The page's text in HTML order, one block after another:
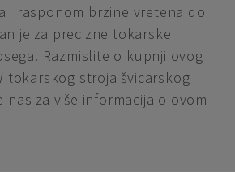
i rasponom brzine vretena do
je za precizne tokarske
Razmislite o kupnji ovog
tokarskog stroja švicarskog
za više informacija o ovom